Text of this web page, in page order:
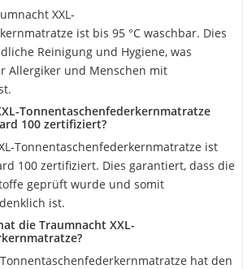
XXL-
ist bis 95 °C waschbar. Dies
Reinigung und Hygiene, was
Allergiker und Menschen mit
Tonnentaschenfederkernmatratze
100 zertifiziert?
Tonnentaschenfederkernmatratze ist
100 zertifiziert. Dies garantiert, dass die
geprüft wurde und somit
ist.
die Traumnacht XXL-
hat den